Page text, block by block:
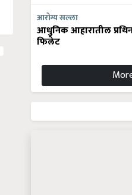
आरोग्य सल्ला
आधुनिक आहारातील
फिलेट